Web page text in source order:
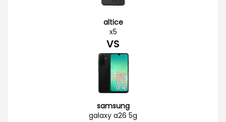
altice
x5
VS
samsung
galaxy a26 5g